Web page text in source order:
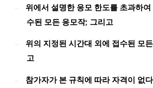
–
위에서 설명한 응모 한도를 초과하
수된 모든 응모작; 그리고
–
위의 지정된 시간대 외에 접수된 모
고
–
참가자가 본 규칙에 따라 자격이 없